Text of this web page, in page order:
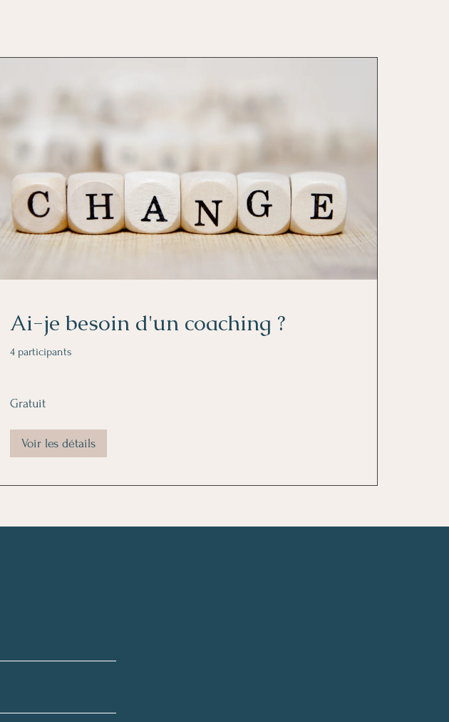
Ai-je besoin d'un coaching ?
4 participants
Gratuit
Voir les détails